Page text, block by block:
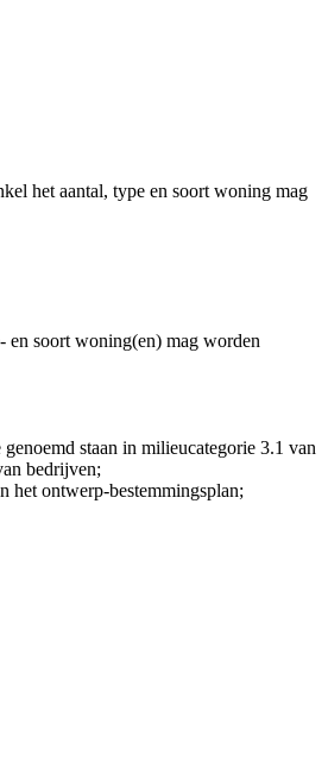
het aantal, type en soort woning mag
en soort woning(en) mag worden
staan in milieucategorie 3.1 van
bedrijven;
het ontwerp-bestemmingsplan;